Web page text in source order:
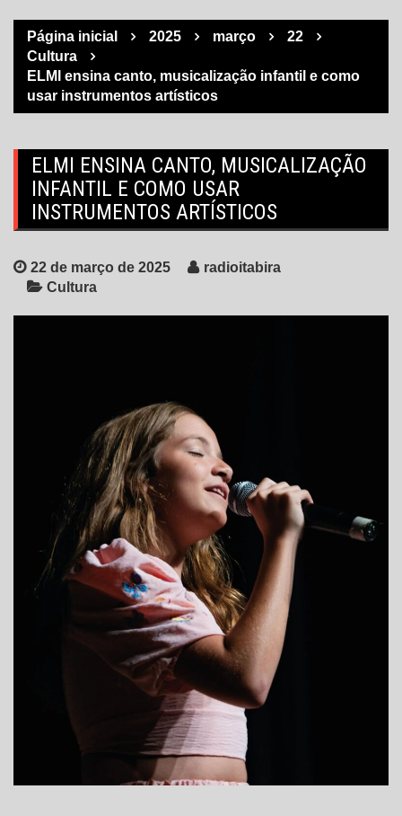
Página inicial 2025 março
22
Cultura
ELMI ensina canto, musicalização infantil e como
usar instrumentos artísticos
ELMI ENSINA CANTO, MUSICALIZAÇÃO
INFANTIL E COMO USAR
INSTRUMENTOS ARTÍSTICOS
22 de março de 2025
radioitabira
Cultura